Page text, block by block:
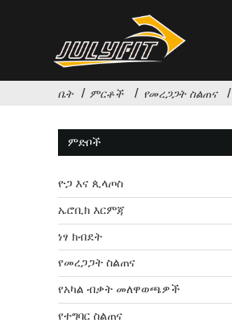
ቤት ምርቶች የመረጋጋት ስልጠና
ምድቦች
ዮጋ እና ጲላጦስ
ኤሮቢክ እርምጃ
ነፃ ክብደት
የመረጋጋት ስልጠና
የአካል ብቃት መለዋወጫዎች
የተግባር ስልጠና